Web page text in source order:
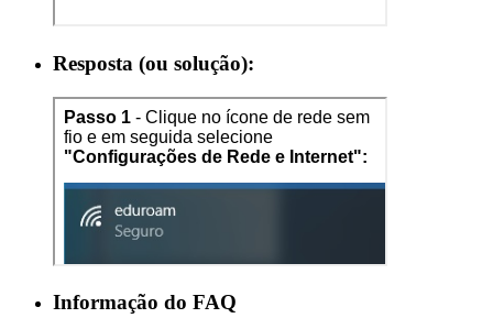
Resposta (ou solução):
Informação do FAQ